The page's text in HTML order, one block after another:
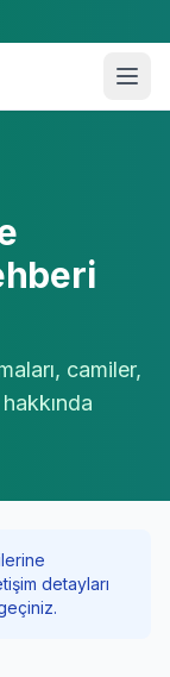
camiler,
detayları